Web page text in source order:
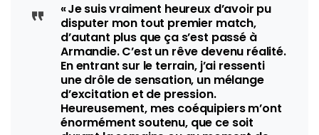
« Je suis vraiment heureux d’avoir pu
disputer mon tout premier match,
d’autant plus que ça s’est passé à
Armandie. C’est un rêve devenu réalité.
En entrant sur le terrain, j’ai ressenti
une drôle de sensation, un mélange
d’excitation et de pression.
Heureusement, mes coéquipiers m’ont
énormément soutenu, que ce soit